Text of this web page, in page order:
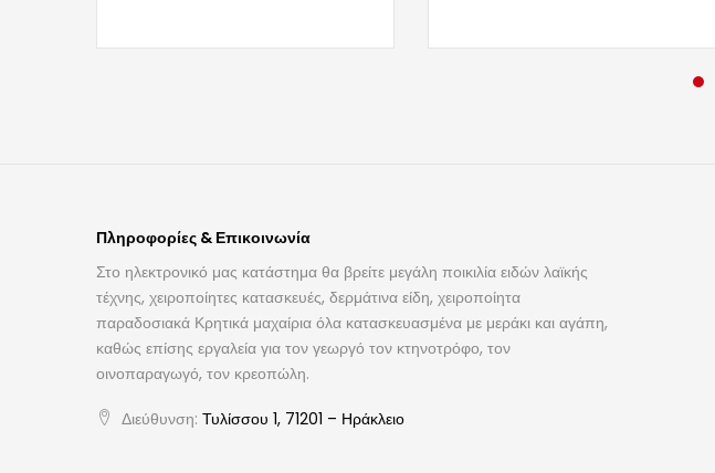
Πληροφορίες & Επικοινωνία
Στο ηλεκτρονικό μας κατάστημα θα βρείτε μεγάλη ποικιλία ειδών λαϊκής
τέχνης, χειροποίητες κατασκευές, δερμάτινα είδη, χειροποίητα
παραδοσιακά Κρητικά μαχαίρια όλα κατασκευασμένα με μεράκι και αγάπη,
καθώς επίσης εργαλεία για τον γεωργό τον κτηνοτρόφο, τον
οινοπαραγωγό, τον κρεοπώλη.
Διεύθυνση: Τυλίσσου 1, 71201 – Ηράκλειο